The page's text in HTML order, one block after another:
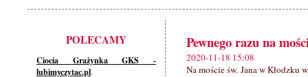
POLECAMY
Ciocia Grażynka GKS -
lubimyczytac.pl.
Pewnego razu na
2020-11-18 15:08
Na moście św. Jana w Kłodzku